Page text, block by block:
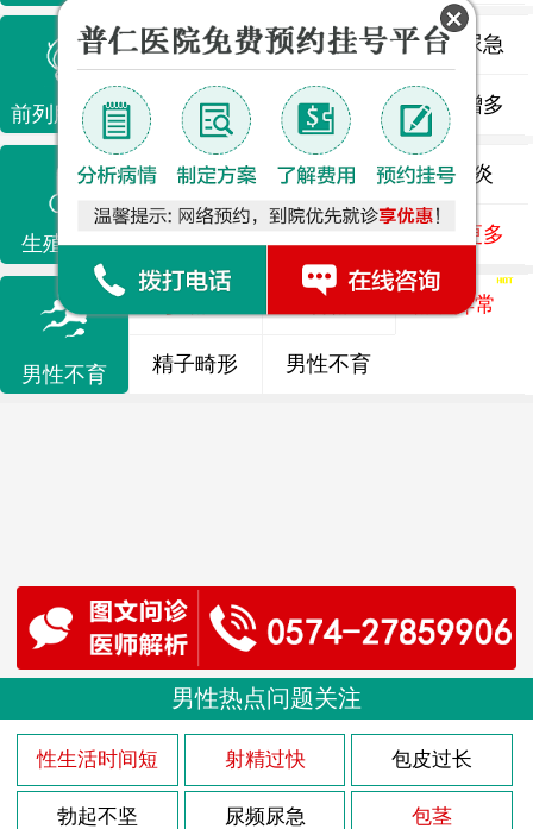
前列腺疾病
前列腺炎 前列腺痛 尿频尿急
前列腺增生 排尿不畅 夜尿增多
生殖感染
龟头炎 睾丸炎 尿道炎
了解更多
男性不育
弱精 精液异常
精子畸形 男性不育
男性热点问题关注
性生活时间短 射精过快 包皮过长
勃起不坚 尿频尿急 包茎